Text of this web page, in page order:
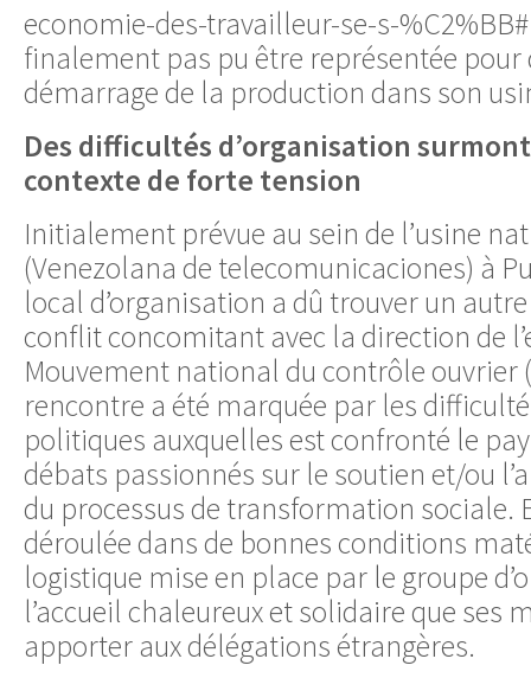
economie-des-travailleur-se-s-
finalement pas pu être représentée pour
démarrage de la production dans son
Des difficultés d’organisation
contexte de forte tension
Initialement prévue au sein de l’usine
(Venezolana de telecomunicaciones) à
local d’organisation a dû trouver un
conflit concomitant avec la direction de
Mouvement national du contrôle ouvrier
rencontre a été marquée par les
politiques auxquelles est confronté le
débats passionnés sur le soutien et/ou
du processus de transformation sociale.
déroulée dans de bonnes conditions
logistique mise en place par le groupe
l’accueil chaleureux et solidaire que ses
apporter aux délégations étrangères.